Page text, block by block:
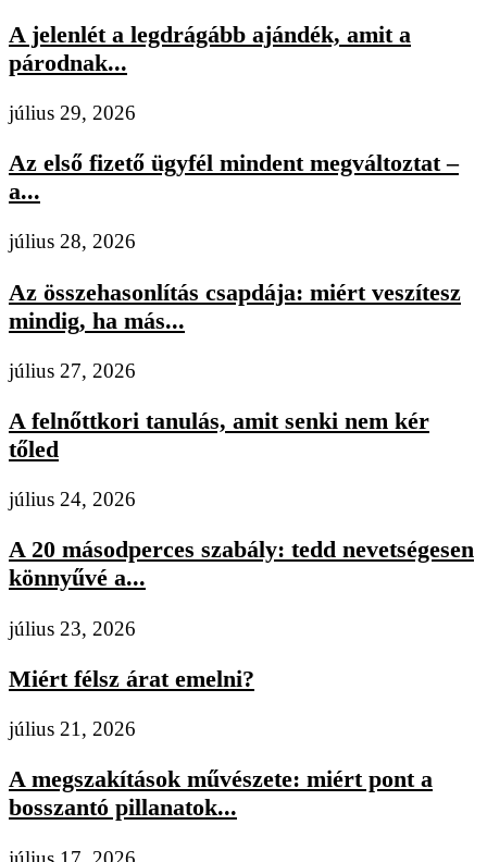
A jelenlét a legdrágább ajándék, amit a
párodnak...
július 29, 2026
Az első fizető ügyfél mindent megváltoztat –
a...
július 28, 2026
Az összehasonlítás csapdája: miért veszítesz
mindig, ha más...
július 27, 2026
A felnőttkori tanulás, amit senki nem kér
tőled
július 24, 2026
A 20 másodperces szabály: tedd nevetségesen
könnyűvé a...
július 23, 2026
Miért félsz árat emelni?
július 21, 2026
A megszakítások művészete: miért pont a
bosszantó pillanatok...